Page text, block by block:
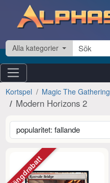
Hoppa till innehåll
Alla kategorier
Kortspel Magic The Gathering
Modern Horizons 2
Mängdrabatt